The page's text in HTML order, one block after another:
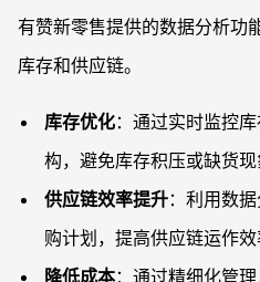
有赞新零售提供的数据分析功
库存和供应链。
库存优化：通过实时监控
构，避免库存积压或缺货现
供应链效率提升：利用数
购计划，提高供应链运作效
降低成本：通过精细化管理